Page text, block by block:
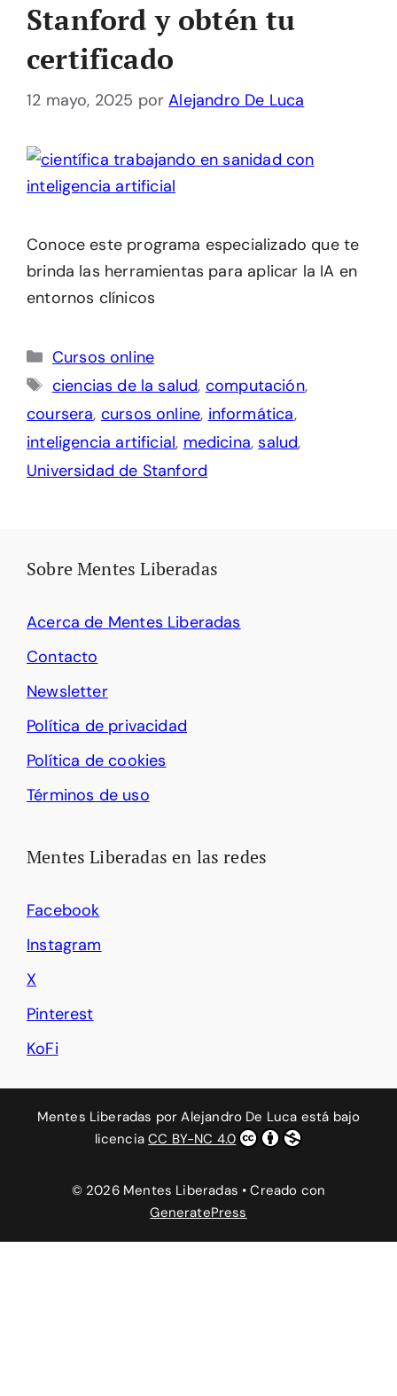
Stanford y obtén tu
certificado
12 mayo, 2025 porAlejandro De Luca
Conoce este programa especializado que te
brinda las herramientas para aplicar la IA en
entornos clínicos
Categorías
Cursos online
Etiquetas
ciencias de la salud, computación,
coursera, cursos online, informática,
inteligencia artificial, medicina,salud,
Universidad de Stanford
Sobre Mentes Liberadas
Acerca de Mentes Liberadas
Contacto
Newsletter
Política de privacidad
Política de cookies
Términos de uso
Mentes Liberadas en las redes
Facebook
Instagram
X
Pinterest
KoFi
Mentes Liberadas porAlejandro De Luca está bajo
licenciaCC BY-NC 4.0
© 2026 Mentes Liberadas • Creado con
GeneratePress